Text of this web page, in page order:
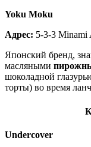
Yoku Moku
Адрес: 5-3-3 Minami
Японский бренд,
масляными
шоколадной
торты) во время
Undercover